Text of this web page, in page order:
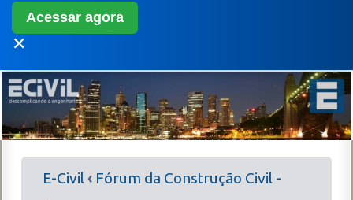
Acessar agora
✕
E-Civil‹ Fórum da Construção Civil -